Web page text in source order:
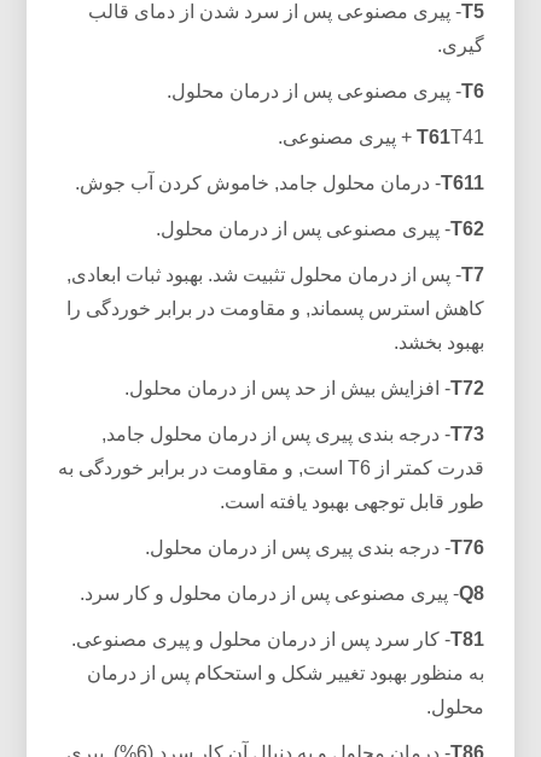
T5- پیری مصنوعی پس از سرد شدن از دمای قالب
گیری.
T6- پیری مصنوعی پس از درمان محلول.
T61T41 + پیری مصنوعی.
T611- درمان محلول جامد, خاموش کردن آب جوش.
T62- پیری مصنوعی پس از درمان محلول.
T7- پس از درمان محلول تثبیت شد. بهبود ثبات ابعادی,
کاهش استرس پسماند, و مقاومت در برابر خوردگی را
بهبود بخشد.
T72- افزایش بیش از حد پس از درمان محلول.
T73- درجه بندی پیری پس از درمان محلول جامد,
قدرت کمتر از T6 است, و مقاومت در برابر خوردگی به
طور قابل توجهی بهبود یافته است.
T76- درجه بندی پیری پس از درمان محلول.
Q8- پیری مصنوعی پس از درمان محلول و کار سرد.
T81- کار سرد پس از درمان محلول و پیری مصنوعی.
به منظور بهبود تغییر شکل و استحکام پس از درمان
محلول.